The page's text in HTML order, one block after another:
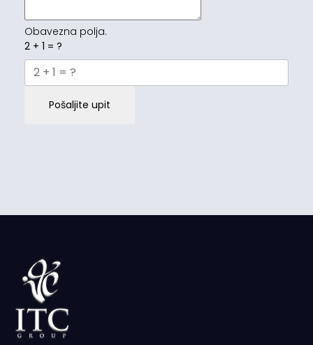
Obavezna polja.
2 + 1 = ?
Pošaljite upit